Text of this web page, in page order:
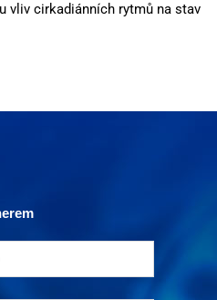
vliv cirkadiánních rytmů na stav